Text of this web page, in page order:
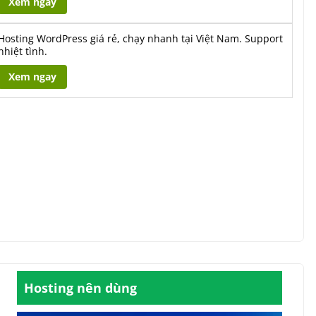
WordPress giá rẻ, chạy nhanh tại Việt Nam. Support
tình.
Xem ngay
Hosting nên dùng